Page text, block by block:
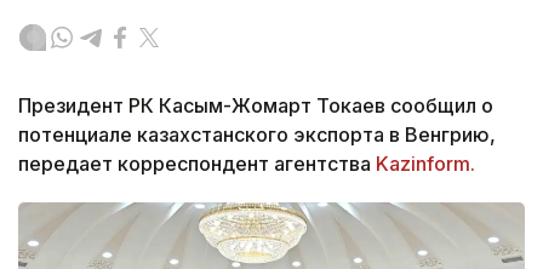
Президент РК Касым-Жомарт Токаев сообщил о
потенциале казахстанского экспорта в Венгрию,
передает корреспондент агентства Kazinform.